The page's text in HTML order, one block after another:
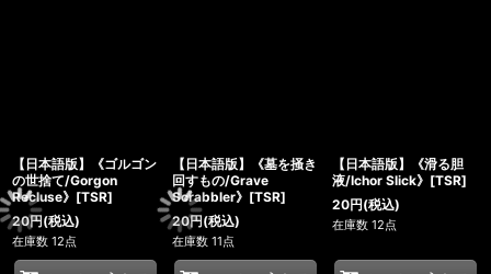
【日本語版】《ゴルゴン
の世捨て/Gorgon
Recluse》[TSR]
20円(税込)
在庫数 12点
【日本語版】《墓を掻き
回すもの/Grave
Scrabbler》[TSR]
20円(税込)
在庫数 11点
【日本語版】《滑る胆
液/Ichor Slick》[TSR]
20円(税込)
在庫数 12点